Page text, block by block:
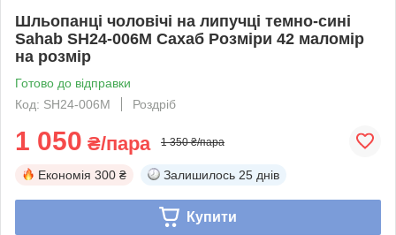
Шльопанці чоловічі на липучці темно-сині
Sahab SH24-006M Сахаб Розміри 42 маломір
на розмір
Готово до відправки
Код: SH24-006M
Роздріб
1 050 ₴/пара 1 350 ₴/пара
Економія 300 ₴ Залишилось 25 днів
Купити